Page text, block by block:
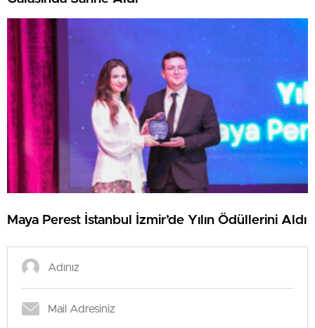
Maya Perest İstanbul İzmir’de Yılın Ödüllerini Aldı